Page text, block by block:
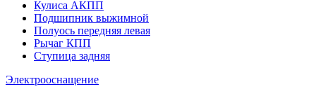
Кулиса АКПП
Подшипник выжимной
Полуось передняя левая
Рычаг КПП
Ступица задняя
Электрооснащение